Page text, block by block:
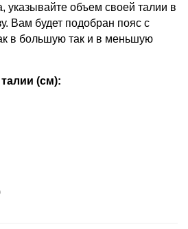
?
указывайте объем своей талии в
Вам будет подобран пояс с
в большую так и в меньшую
(см):